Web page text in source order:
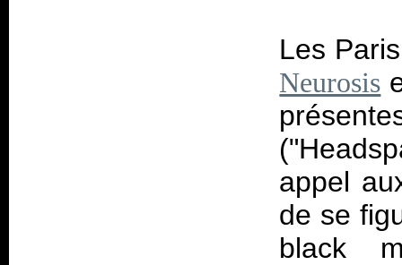
Les
Neurosis
appel
de se
black